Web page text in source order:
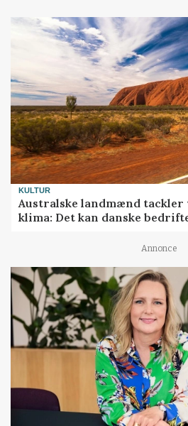
KULTUR
Australske landmænd tackler
klima: Det kan danske
Annonce